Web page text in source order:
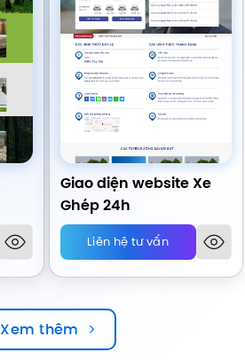
Giao diện website Xe
Ghép 24h
Liên hệ tư vấn
Xem thêm